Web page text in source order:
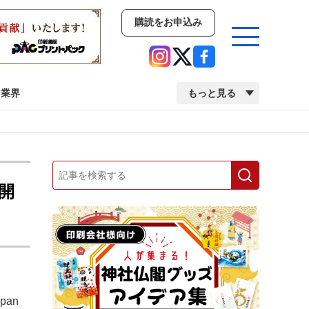
購読をお申込み
業界 もっと見る
イベント
市場・統計 人事・移転・異動・訃報
2022 見える化・MIS特集 2022 検査・校正特集